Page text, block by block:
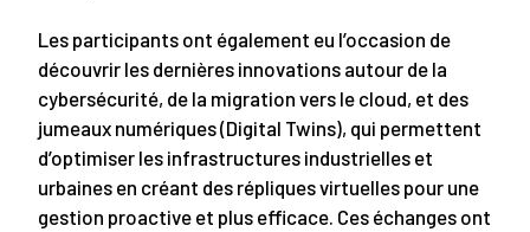
Les participants ont également eu l’occasion de
découvrir les dernières innovations autour de la
cybersécurité, de la migration vers le cloud, et des
jumeaux numériques (Digital Twins), qui permettent
d’optimiser les infrastructures industrielles et
urbaines en créant des répliques virtuelles pour une
gestion proactive et plus efficace. Ces échanges ont